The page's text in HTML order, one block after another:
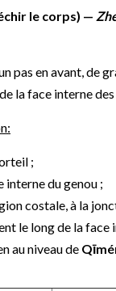
le corps) —
pas en avant, de
la face interne
;
interne du genou ;
costale, à la
le long de la
au niveau de